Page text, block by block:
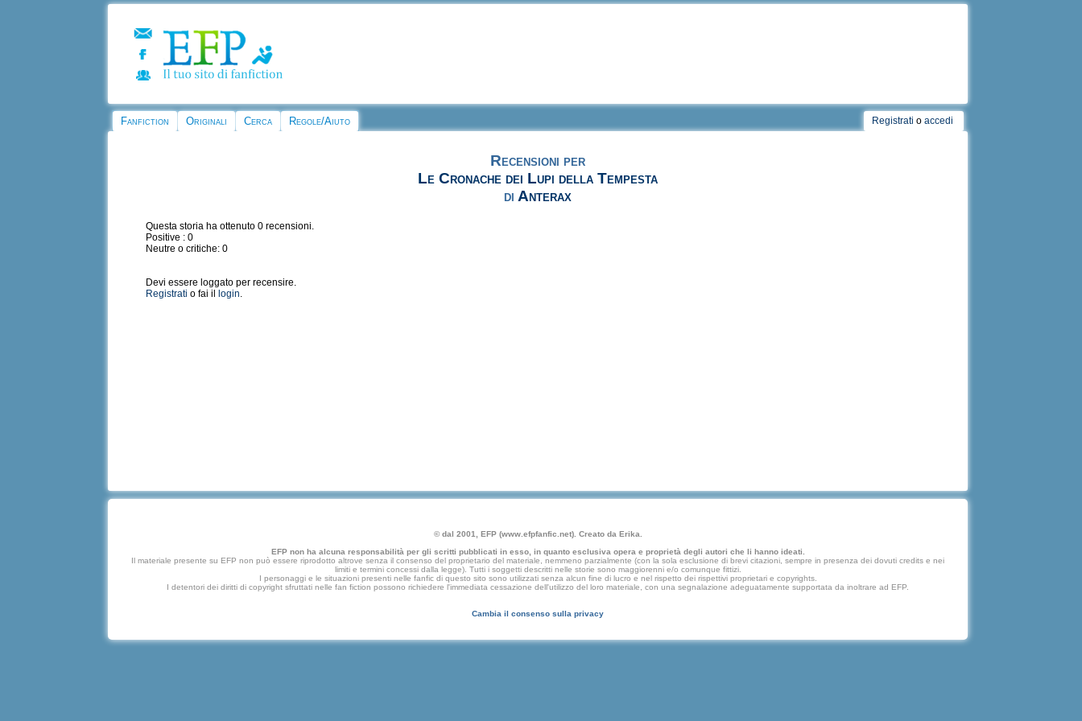
Fanfiction Originali Cerca Regole/Aiuto Registrati o accedi
Recensioni per
Le Cronache dei Lupi della Tempesta
di Anterax
Questa storia ha ottenuto 0 recensioni.
Positive : 0
Neutre o critiche: 0
Devi essere loggato per recensire.
Registrati o fai il login.
© dal 2001, EFP (www.efpfanfic.net). Creato da Erika.
EFP non ha alcuna responsabilità per gli scritti pubblicati in esso, in quanto esclusiva opera e proprietà degli autori che li hanno ideati.
Il materiale presente su EFP non può essere riprodotto altrove senza il consenso del proprietario del materiale, nemmeno parzialmente (con la sola esclusione di brevi citazioni, sempre in presenza dei dovuti credits e nei
limiti e termini concessi dalla legge). Tutti i soggetti descritti nelle storie sono maggiorenni e/o comunque fittizi.
I personaggi e le situazioni presenti nelle fanfic di questo sito sono utilizzati senza alcun fine di lucro e nel rispetto dei rispettivi proprietari e copyrights.
I detentori dei diritti di copyright sfruttati nelle fan fiction possono richiedere l'immediata cessazione dell'utilizzo del loro materiale, con una segnalazione adeguatamente supportata da inoltrare ad EFP.
Cambia il consenso sulla privacy